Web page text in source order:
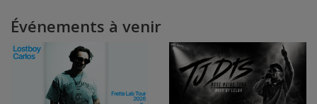
Événements à venir